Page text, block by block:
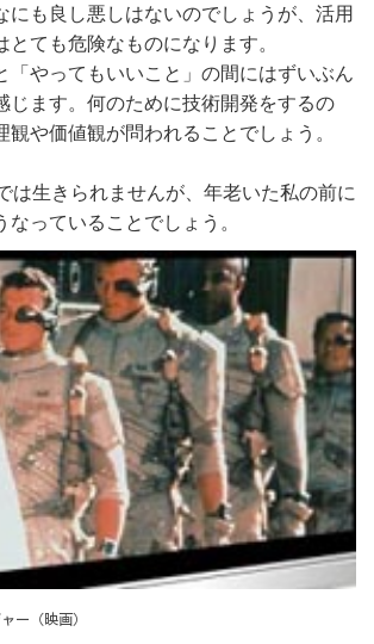
にも良し悪しはないのでしょうが、活用
とても危険なものになります。
「やってもいいこと」の間にはずいぶん
じます。何のために技術開発をするの
観や価値観が問われることでしょう。
は生きられませんが、年老いた私の前に
なっていることでしょう。
ー（映画）